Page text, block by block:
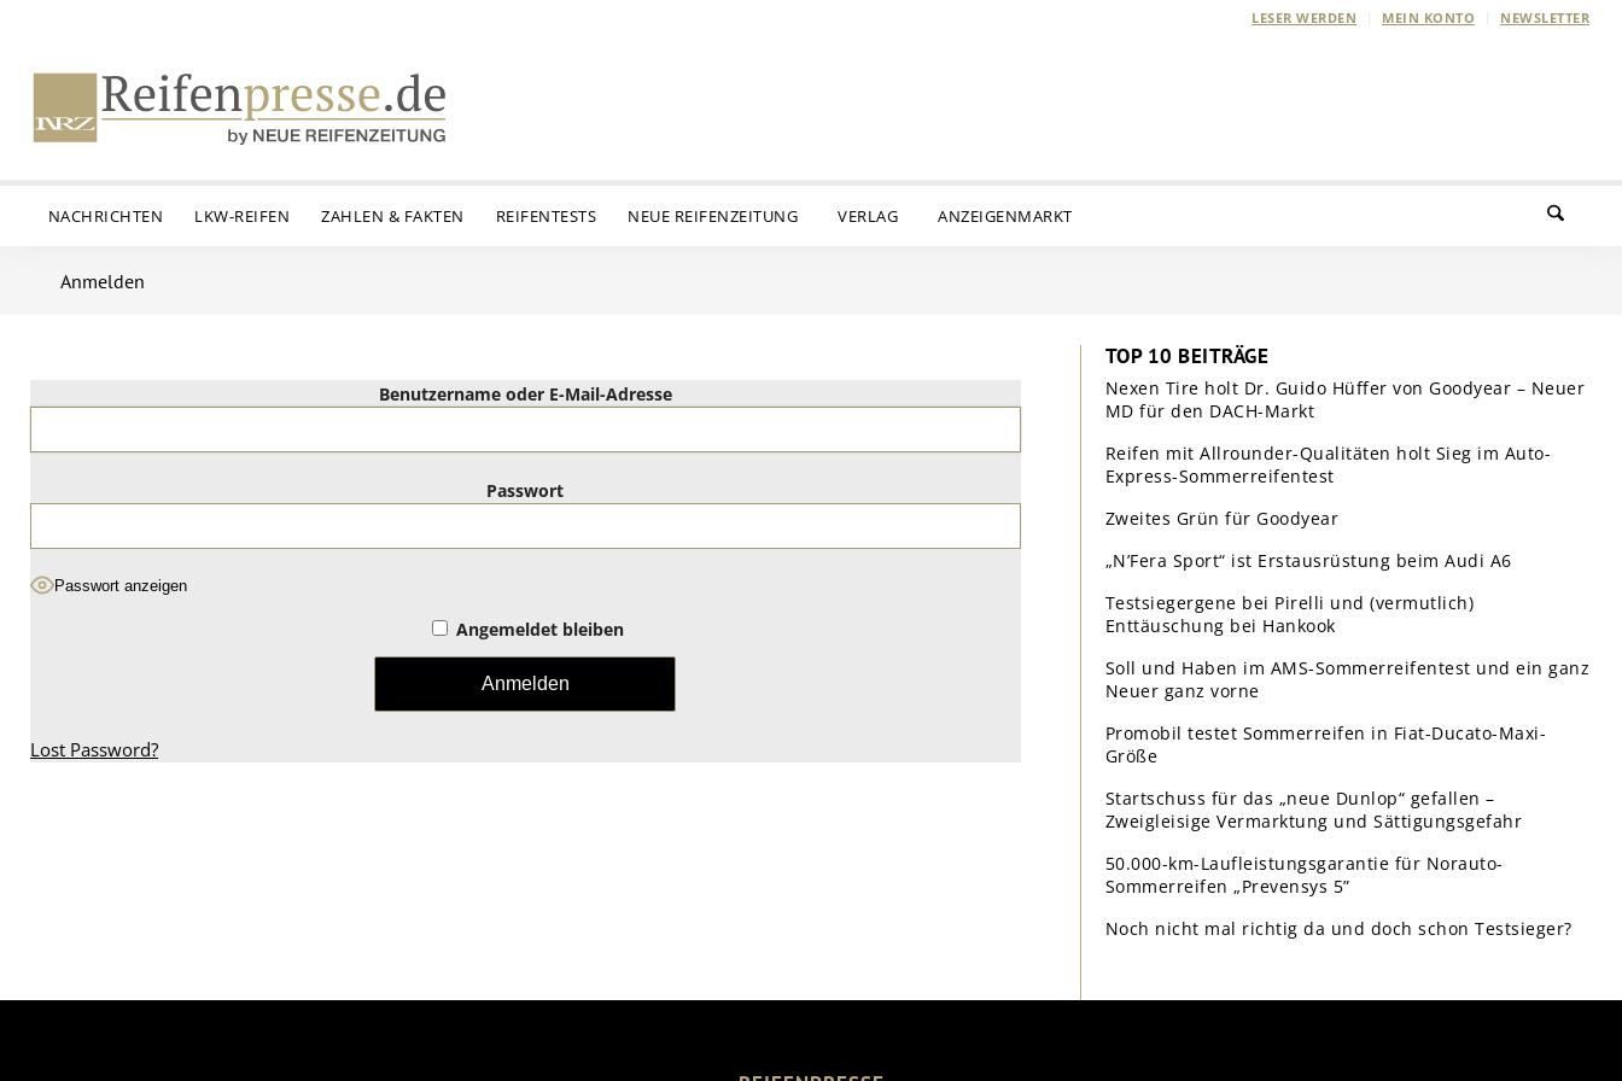
LESER WERDEN MEIN KONTO NEWSLETTER
NACHRICHTEN LKW-REIFEN ZAHLEN & FAKTEN REIFENTESTS NEUE REIFENZEITUNG VERLAG ANZEIGENMARKT
Anmelden
Benutzername oder E-Mail-Adresse
Passwort
Passwort anzeigen
Angemeldet bleiben
Lost Password?
TOP 10 BEITRÄGE
Nexen Tire holt Dr. Guido Hüffer von Goodyear – Neuer
MD für den DACH-Markt
Reifen mit Allrounder-Qualitäten holt Sieg im Auto-
Express-Sommerreifentest
Zweites Grün für Goodyear
„N’Fera Sport“ ist Erstausrüstung beim Audi A6
Testsiegergene bei Pirelli und (vermutlich)
Enttäuschung bei Hankook
Soll und Haben im AMS-Sommerreifentest und ein ganz
Neuer ganz vorne
Promobil testet Sommerreifen in Fiat-Ducato-Maxi-
Größe
Startschuss für das „neue Dunlop“ gefallen –
Zweigleisige Vermarktung und Sättigungsgefahr
50.000-km-Laufleistungsgarantie für Norauto-
Sommerreifen „Prevensys 5”
Noch nicht mal richtig da und doch schon Testsieger?